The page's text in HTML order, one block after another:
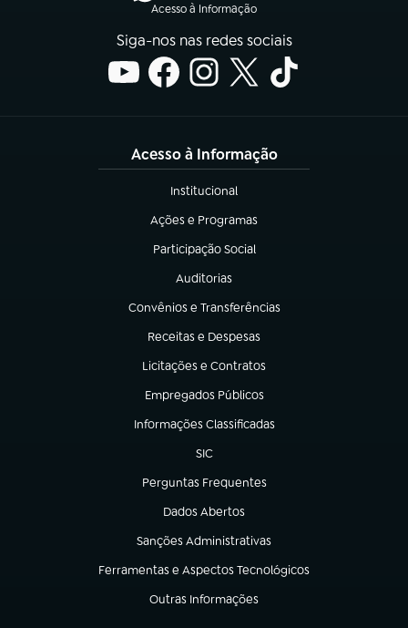
Acesso à Informação
Siga-nos nas redes sociais
Acesso à Informação
Institucional
(abre em nova aba)
Ações e Programas
(abre em nova aba)
Participação Social
(abre em nova aba)
Auditorias
(abre em nova aba)
Convênios e Transferências
(abre em nova aba)
Receitas e Despesas
(abre em nova aba)
Licitações e Contratos
(abre em nova aba)
Empregados Públicos
(abre em nova aba)
Informações Classificadas
(abre em nova aba)
SIC
(abre em nova aba)
Perguntas Frequentes
(abre em nova aba)
Dados Abertos
(abre em nova aba)
Sanções Administrativas
(abre em nova aba)
Ferramentas e Aspectos Tecnológicos
(abre em nova aba)
Outras Informações
(abre em nova aba)